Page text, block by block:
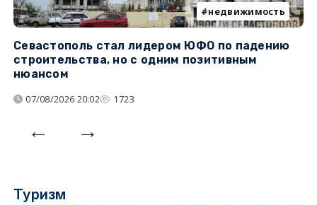
недвижимость
Севастополь стал лидером ЮФО по падению
строительства, но с одним позитивным
нюансом
07/08/2026 20:02 1723
Туризм